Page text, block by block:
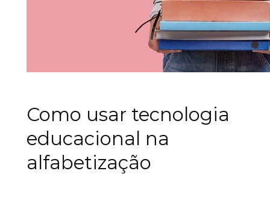
Como usar tecnologia
educacional na
alfabetização